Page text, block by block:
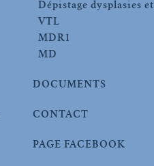
Dépistage dysplasies et
VTL
MDR1
MD
DOCUMENTS
CONTACT
PAGE FACEBOOK